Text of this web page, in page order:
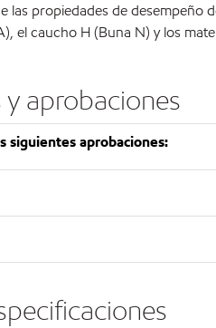
las propiedades de desempeño
el caucho H (Buna N) y los
aprobaciones
siguientes aprobaciones: